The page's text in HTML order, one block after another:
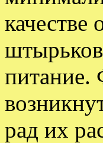
качестве
питание.
рад их